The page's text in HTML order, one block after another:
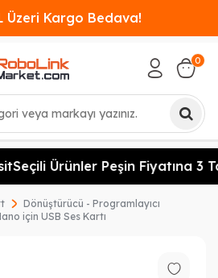
Üzeri Kargo Bedava!
0
Seçili Ürünler Peşin Fiyatına 3
Dönüştürücü - Programlayıcı
için USB Ses Kartı